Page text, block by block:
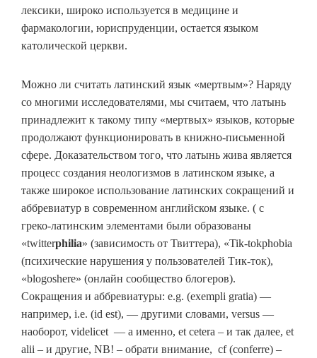
лексики, широко используется в медицине и
фармакологии, юриспруденции, остается языком
католической церкви.
Можно ли считать латинский язык «мертвым»? Наряду
со многими исследователями, мы считаем, что латынь
принадлежит к такому типу «мертвых» языков, которые
продолжают функционировать в книжно-письменной
сфере. Доказательством того, что латынь жива является
процесс создания неологизмов в латинском языке, а
также широкое использование латинских сокращений и
аббревиатур в современном английском языке. ( c
греко-латинским элементами были образованы
«twitterphilia» (зависимость от Твиттера), «Tik-tokphobia
(психические нарушения у пользователей Тик-ток),
«blogoshere» (онлайн сообщество блогеров).
Сокращения и аббревиатуры: e.g. (exempli gratia) —
например, i.e. (id est), — другими словами, versus —
наоборот, videlicet — а именно, et cetera – и так далее, et
alii – и другие, NB! – обрати внимание, cf (conferre) –